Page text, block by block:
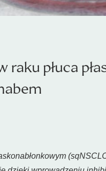
raku płuca